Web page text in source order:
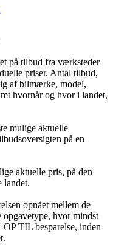
på tilbud fra værksteder
priser. Antal tilbud,
af bilmærke, model,
hvornår og hvor i landet,
mulige aktuelle
på en
aktuelle pris, på den
landet.
opnået mellem de
opgavetype, hvor mindst
TIL besparelse, inden